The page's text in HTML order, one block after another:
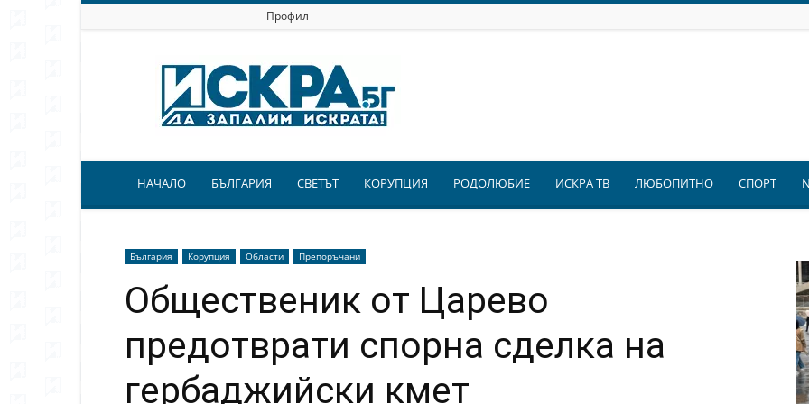
Профил
Искра.бг
НАЧАЛО БЪЛГАРИЯ СВЕТЪТ КОРУПЦИЯ РОДОЛЮБИЕ ИСКРА ТВ ЛЮБОПИТНО СПОРТ
България Корупция Области Препоръчани
Общественик от Царево
предотврати спорна сделка на
гербаджийски кмет